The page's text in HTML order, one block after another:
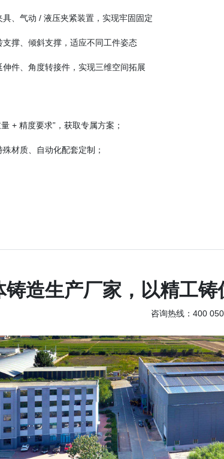
、气动 / 液压夹紧装置，实现牢固固定
撑、倾斜支撑，适应不同工件姿态
件、角度转接件，实现三维空间拓展
+ 精度要求”，获取专属方案；
材质、自动化配套定制；
铸造生产厂家，以精工
咨询热线：400